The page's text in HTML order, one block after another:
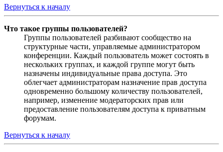
Вернуться к началу
Что такое группы пользователей?
Группы пользователей разбивают сообщество на
структурные части, управляемые администратором
конференции. Каждый пользователь может состоять в
нескольких группах, и каждой группе могут быть
назначены индивидуальные права доступа. Это
облегчает администраторам назначение прав доступа
одновременно большому количеству пользователей,
например, изменение модераторских прав или
предоставление пользователям доступа к приватным
форумам.
Вернуться к началу